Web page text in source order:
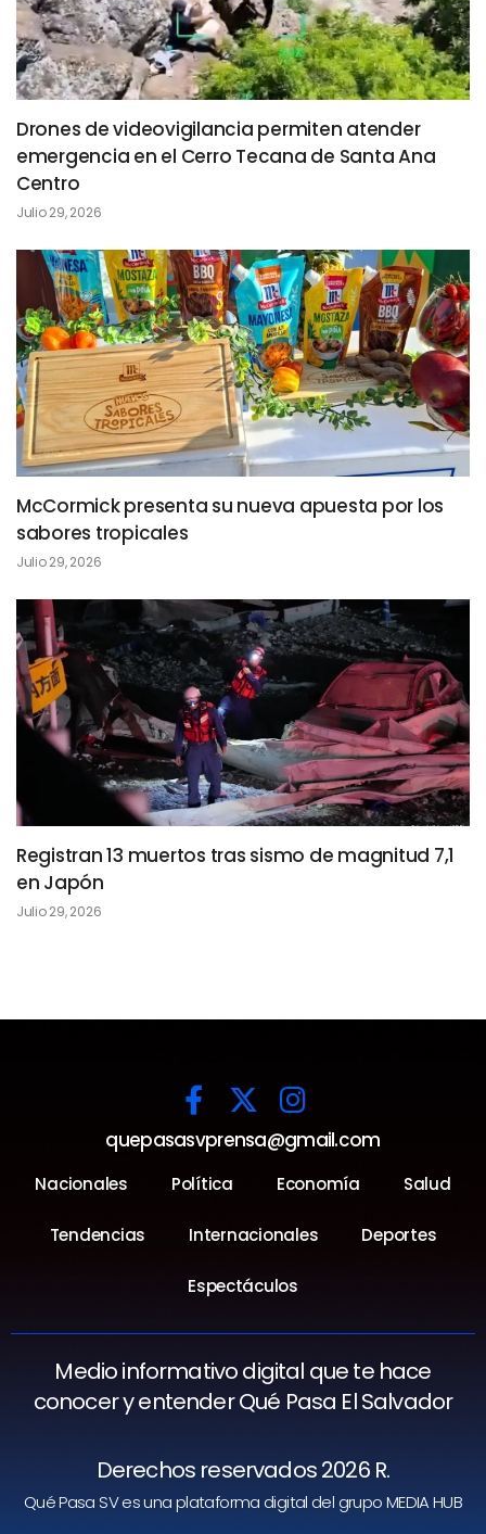
Drones de videovigilancia permiten atender
emergencia en el Cerro Tecana de Santa Ana
Centro
Julio 29, 2026
McCormick presenta su nueva apuesta por los
sabores tropicales
Julio 29, 2026
Registran 13 muertos tras sismo de magnitud 7,1
en Japón
Julio 29, 2026
quepasasvprensa@gmail.com
Nacionales Política Economía Salud
Tendencias Internacionales Deportes
Espectáculos
Medio informativo digital que te hace
conocer y entender Qué Pasa El Salvador
Derechos reservados 2026 R.
Qué Pasa SV es una plataforma digital del grupo MEDIA HUB